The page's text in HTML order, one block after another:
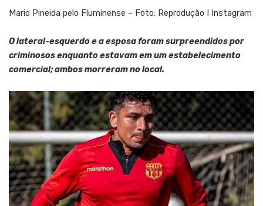
Mario Pineida pelo Fluminense – Foto: Reprodução I Instagram
O lateral-esquerdo e a esposa foram surpreendidos por
criminosos enquanto estavam em um estabelecimento
comercial; ambos morreram no local.